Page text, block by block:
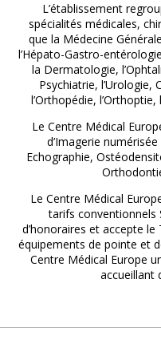
L’établissement
spécialités médicales,
que la Médecine
l’Hépato-Gastro-
la Dermatologie,
Psychiatrie, l’Urologie,
l’Orthopédie,
Le Centre Médical
d’Imagerie
Echographie,
Le Centre Médical
tarifs conventionnels
d’honoraires et accepte
équipements de pointe et
Centre Médical Europe
accueillant